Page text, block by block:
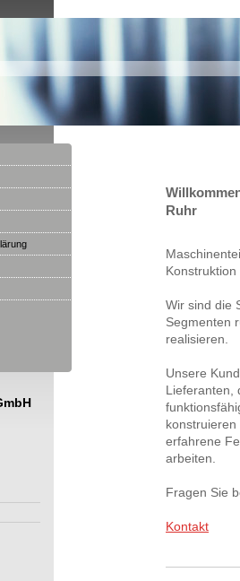
Ruhr
Wir sind die
Segmenten
realisieren.
Unsere
Lieferanten,
erfahrene
arbeiten.
Fragen Sie
Kontakt